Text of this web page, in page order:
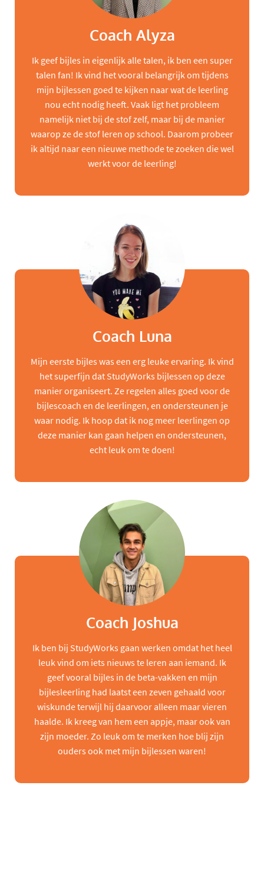
Coach Alyza
Ik geef bijles in eigenlijk alle talen, ik ben een super
talen fan! Ik vind het vooral belangrijk om tijdens
mijn bijlessen goed te kijken naar wat de leerling
nou echt nodig heeft. Vaak ligt het probleem
namelijk niet bij de stof zelf, maar bij de manier
waarop ze de stof leren op school. Daarom probeer
ik altijd naar een nieuwe methode te zoeken die wel
werkt voor de leerling!
Coach Luna
Mijn eerste bijles was een erg leuke ervaring. Ik vind
het superfijn dat StudyWorks bijlessen op deze
manier organiseert. Ze regelen alles goed voor de
bijlescoach en de leerlingen, en ondersteunen je
waar nodig. Ik hoop dat ik nog meer leerlingen op
deze manier kan gaan helpen en ondersteunen,
echt leuk om te doen!
Coach Joshua
Ik ben bij StudyWorks gaan werken omdat het heel
leuk vind om iets nieuws te leren aan iemand. Ik
geef vooral bijles in de beta-vakken en mijn
bijlesleerling had laatst een zeven gehaald voor
wiskunde terwijl hij daarvoor alleen maar vieren
haalde. Ik kreeg van hem een appje, maar ook van
zijn moeder. Zo leuk om te merken hoe blij zijn
ouders ook met mijn bijlessen waren!